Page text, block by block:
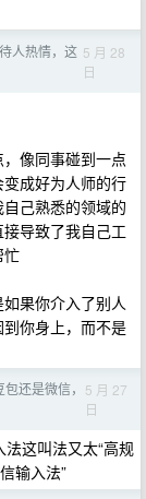
人热情，这 5 月 28
日
像同事碰到一点
成好为人师的行
己熟悉的领域的
导致了我自己工
忙
果你介入了别人
你身上，而不是
还是微信， 5 月 27
日
这叫法又太“高规
输入法”